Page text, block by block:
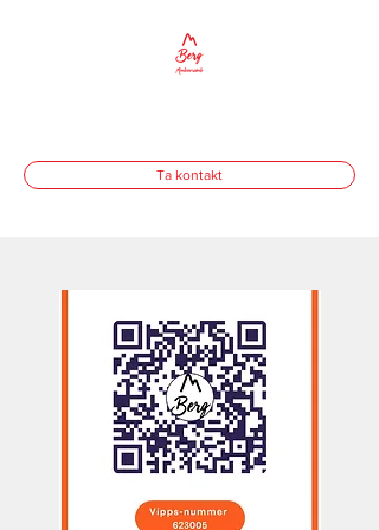
Ta kontakt